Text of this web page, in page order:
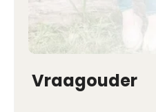
Vraagouder